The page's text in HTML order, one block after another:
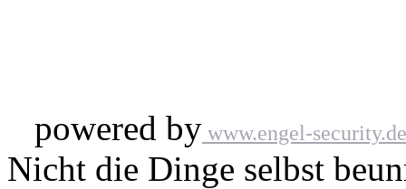
powered by www.engel-security.de
Nicht die Dinge selbst